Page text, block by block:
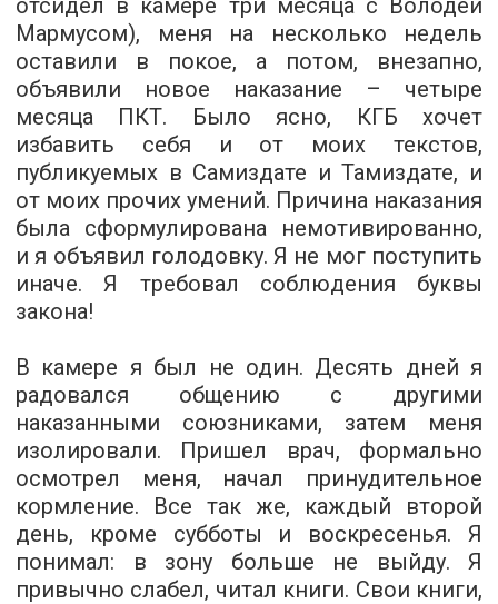
отсидел в камере три месяца с Володей
Мармусом), меня на несколько недель
оставили в покое, а потом, внезапно,
объявили новое наказание – четыре
месяца ПКТ. Было ясно, КГБ хочет
избавить себя и от моих текстов,
публикуемых в Самиздате и Тамиздате, и
от моих прочих умений. Причина наказания
была сформулирована немотивированно,
и я объявил голодовку. Я не мог поступить
иначе. Я требовал соблюдения буквы
закона!
В камере я был не один. Десять дней я
радовался общению с другими
наказанными союзниками, затем меня
изолировали. Пришел врач, формально
осмотрел меня, начал принудительное
кормление. Все так же, каждый второй
день, кроме субботы и воскресенья. Я
понимал: в зону больше не выйду. Я
привычно слабел, читал книги. Свои книги,